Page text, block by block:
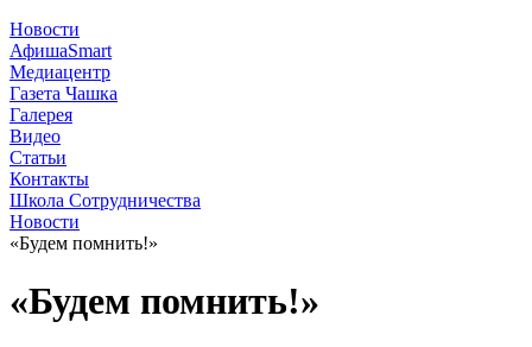
Новости
АфишаSmart
Медиацентр
Газета Чашка
Галерея
Видео
Статьи
Контакты
Школа Сотрудничества
Новости
«Будем помнить!»
«Будем помнить!»